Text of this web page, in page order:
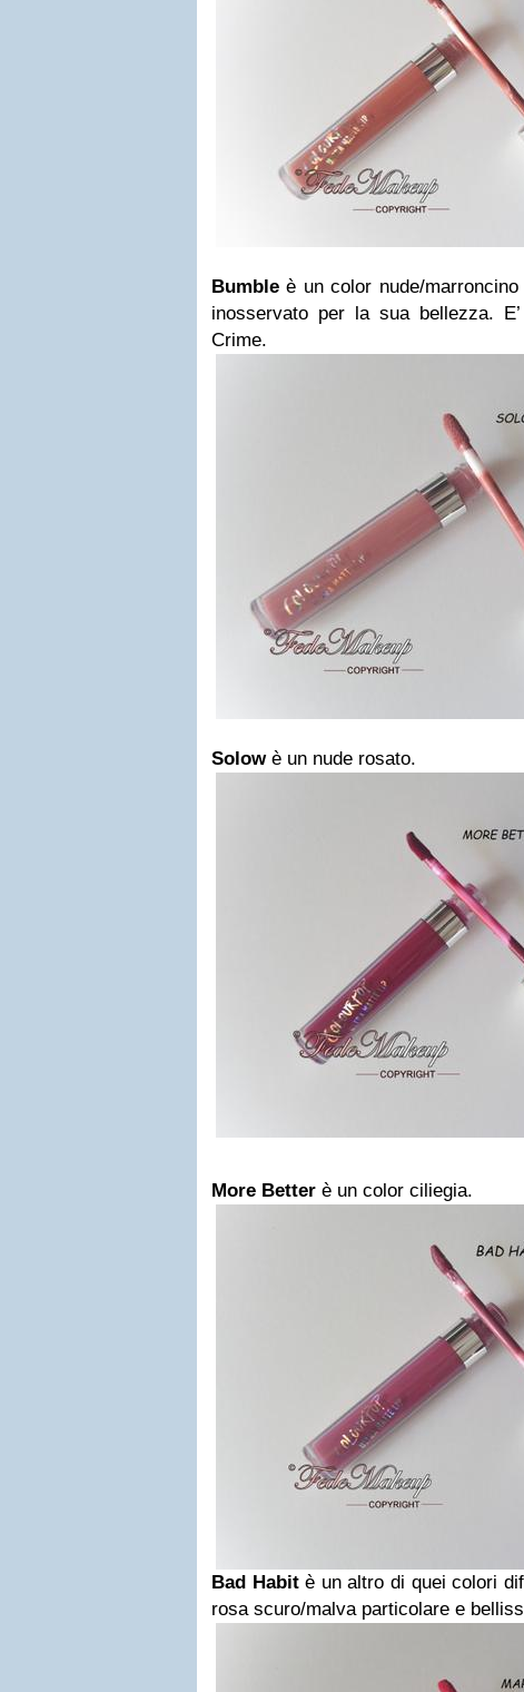
Bumble è un color nude/
inosservato per la sua bellezza.
Crime.
Solowè un nude rosato.
More Better è un color ciliegia.
Bad Habitè un altro di quei colori
rosa scuro/malva particolare e